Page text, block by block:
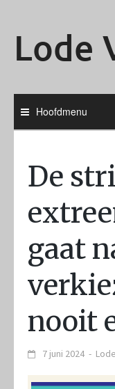
Lode
Hoofdmenu
De
gaat
nooit
7 juni 2024 -